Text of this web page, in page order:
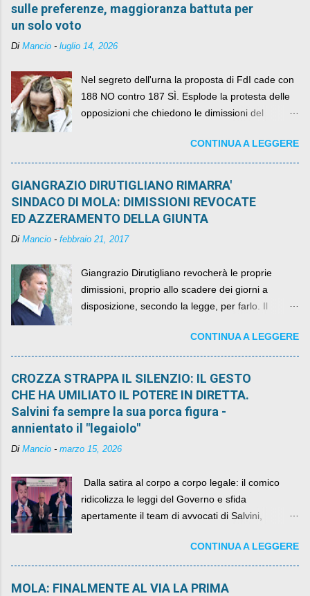
sulle preferenze, maggioranza battuta per
un solo voto
Di Mancio - luglio 14, 2026
Nel segreto dell'urna la proposta di FdI cade con
188 NO contro 187 SÌ. Esplode la protesta delle
opposizioni che chiedono le dimissioni del
CONTINUA A LEGGERE
GIANGRAZIO DIRUTIGLIANO RIMARRA'
SINDACO DI MOLA: DIMISSIONI REVOCATE
ED AZZERAMENTO DELLA GIUNTA
Di Mancio - febbraio 21, 2017
Giangrazio Dirutigliano revocherà le proprie
dimissioni, proprio allo scadere dei giorni a
disposizione, secondo la legge, per farlo. Il
quelli che si auspicavano il contrario.CONTINUA A LEGGERE
CROZZA STRAPPA IL SILENZIO: IL GESTO
CHE HA UMILIATO IL POTERE IN DIRETTA.
Salvini fa sempre la sua porca figura -
annientato il "legaiolo"
Di Mancio - marzo 15, 2026
​ Dalla satira al corpo a corpo legale: il comico
ridicolizza le leggi del Governo e sfida
apertamente il team di avvocati di Salvini,
CONTINUA A LEGGERE
MOLA: FINALMENTE AL VIA LA PRIMA